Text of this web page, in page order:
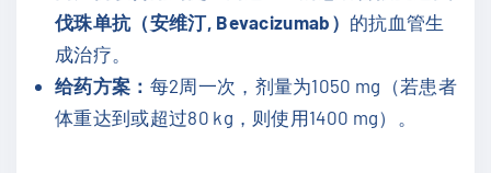
伐珠单抗（安维汀, Bevacizumab） 的抗血管生
成治疗。
给药方案： 每2周一次，剂量为1050 mg（若患者
体重达到或超过80 kg，则使用1400 mg）。